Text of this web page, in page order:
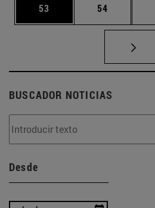
Página
53 Página
54
BUSCADOR NOTICIAS
Desde